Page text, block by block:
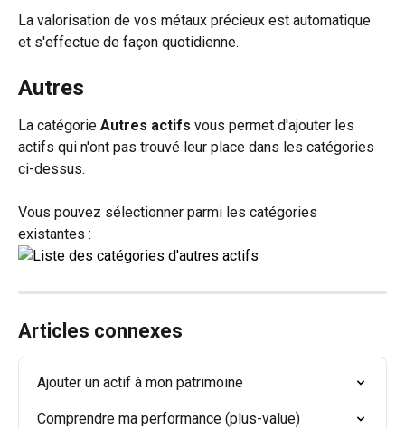
La valorisation de vos métaux précieux est automatique
et s'effectue de façon quotidienne.
Autres
La catégorie Autres actifs vous permet d'ajouter les
actifs qui n'ont pas trouvé leur place dans les catégories
ci-dessus.
Vous pouvez sélectionner parmi les catégories
existantes :
Articles connexes
Ajouter un actif à mon patrimoine
Comprendre ma performance (plus-value)